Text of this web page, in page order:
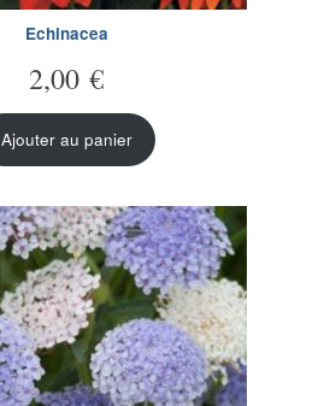
Echinacea
2,00 €
Ajouter au panier